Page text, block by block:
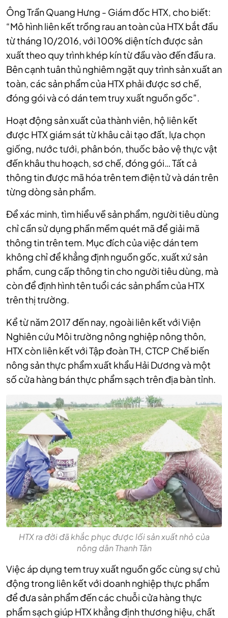
ÔngTrần Quang Hưng - Giám đốc HTX, cho biết:
“Mô hình liên kết trồng rau an toàn của HTX bắt đầu
từ tháng 10/2016, với 100% diện tích được sản
xuất theo quy trình khép kín từ đầu vào đến đầu ra.
Bên cạnh tuân thủ nghiêm ngặt quy trình sản xuất an
toàn, các sản phẩm của HTX phải được sơ chế,
đóng gói và có dán tem truy xuất nguồn gốc”.
Hoạt động sản xuất của thành viên, hộ liên kết
được HTX giám sát từ khâu cải tạo đất, lựa chọn
giống, nước tưới, phân bón, thuốc bảo vệ thực vật
đến khâu thu hoạch, sơ chế, đóng gói… Tất cả
thông tin được mã hóa trên tem điện tử và dán trên
từng dòng sản phẩm.
Để xác minh, tìm hiểu về sản phẩm, người tiêu dùng
chỉ cần sử dụng phần mềm quét mã để giải mã
thông tin trên tem. Mục đích của việc dán tem
không chỉ để khẳng định nguồn gốc, xuất xứ sản
phẩm, cung cấp thông tin cho người tiêu dùng, mà
còn để định hình tên tuổi các sản phẩm của HTX
trên thị trường.
Kể từ năm 2017 đến nay, ngoài liên kết với Viện
Nghiên cứu Môi trường nông nghiệp nông thôn,
HTX còn liên kết với Tập đoàn TH, CTCP Chế biến
nông sản thực phẩm xuất khẩu Hải Dương và một
số cửa hàng bán thực phẩm sạch trên địa bàn tỉnh.
HTX ra đời đã khắc phục được lối sản xuất nhỏ của
nông dân Thanh Tân
Việc áp dụng tem truy xuất nguồn gốc cùng sự chủ
động trong liên kết với doanh nghiệp thực phẩm
để đưa sản phẩm đến các chuỗi cửa hàng thực
phẩm sạch giúp HTX khẳng định thương hiệu, chất